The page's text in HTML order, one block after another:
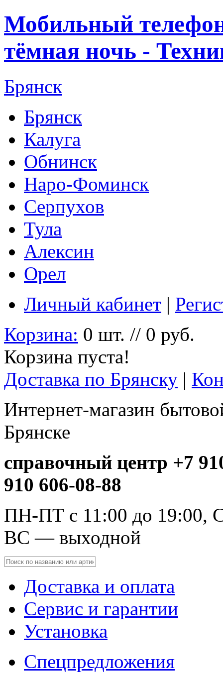
Мобильный
тёмная ночь -
Брянск
Брянск
Калуга
Обнинск
Наро-Фоминск
Серпухов
Тула
Алексин
Орел
Личный кабинет |
Корзина: 0 шт. // 0 руб.
Корзина пуста!
Доставка по Брянску |
Интернет-магазин
Брянске
справочный центр +7
910 606-08-88
ПН-ПТ с 11:00 до 19:00,
ВС — выходной
Доставка и оплата
Сервис и гарантии
Установка
Спецпредложения